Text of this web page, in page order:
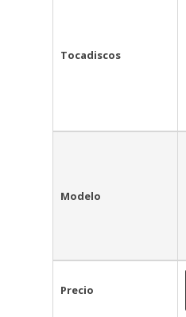
Tocadiscos
Modelo
Precio